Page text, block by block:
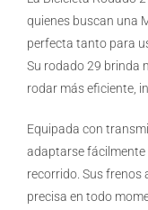
quienes buscan una
perfecta tanto para
Su rodado 29 brinda
rodar más eficiente,
Equipada con
adaptarse fácilmente
recorrido. Sus frenos
precisa en todo